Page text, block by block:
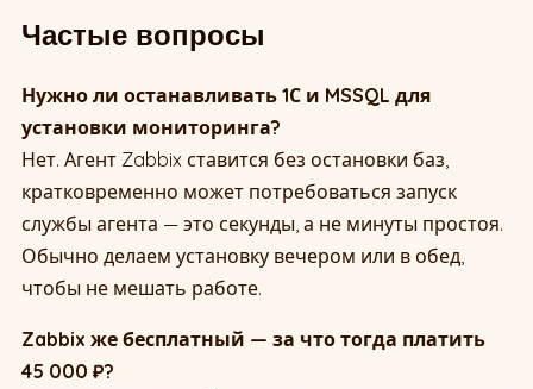
Частые вопросы
Нужно ли останавливать 1С и MSSQL для
установки мониторинга?
Нет. Агент Zabbix ставится без остановки баз,
кратковременно может потребоваться запуск
службы агента — это секунды, а не минуты простоя.
Обычно делаем установку вечером или в обед,
чтобы не мешать работе.
Zabbix же бесплатный — за что тогда платить
45 000 ₽?